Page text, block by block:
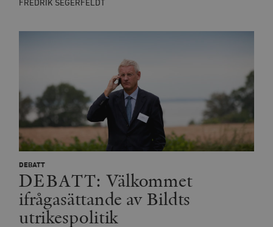
FREDRIK SEGERFELDT
DEBATT
DEBATT: Välkommet
ifrågasättande av Bildts
utrikespolitik